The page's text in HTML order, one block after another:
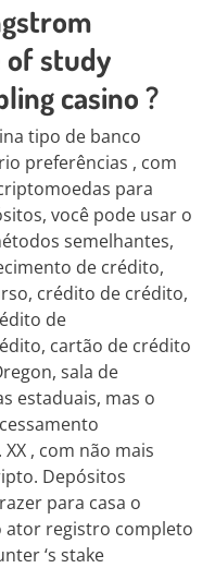
of study
casino ?
tipo de banco
preferências , com
para
você pode usar o
semelhantes,
de crédito,
crédito de crédito,
de
cartão de crédito
sala de
estaduais, mas o
, com não mais
Depósitos
para casa o
ator registro completo
‘s stake